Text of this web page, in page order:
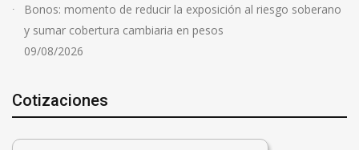
Bonos: momento de reducir la exposición al riesgo soberano
y sumar cobertura cambiaria en pesos
09/08/2026
Cotizaciones